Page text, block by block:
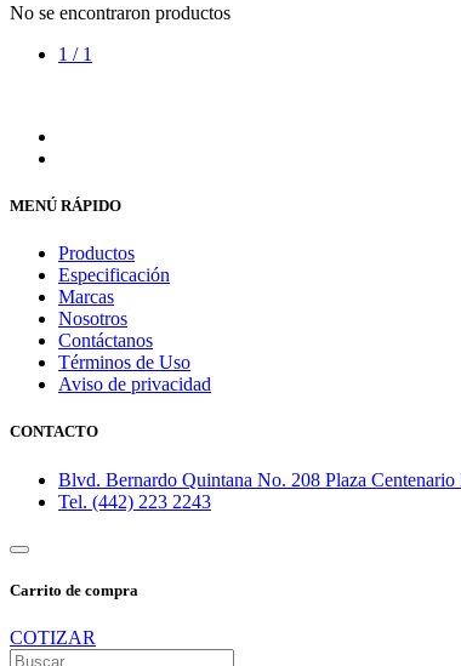
No se encontraron productos
1 / 1
MENÚ RÁPIDO
Productos
Especificación
Marcas
Nosotros
Contáctanos
Términos de Uso
Aviso de privacidad
CONTACTO
Blvd. Bernardo Quintana No. 208 Plaza
Tel. (442) 223 2243
Carrito de compra
COTIZAR